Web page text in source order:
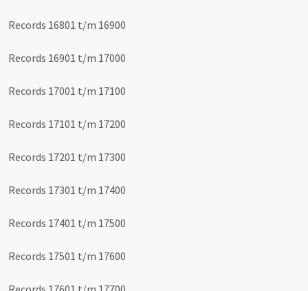
Records 16801 t/m 16900
Records 16901 t/m 17000
Records 17001 t/m 17100
Records 17101 t/m 17200
Records 17201 t/m 17300
Records 17301 t/m 17400
Records 17401 t/m 17500
Records 17501 t/m 17600